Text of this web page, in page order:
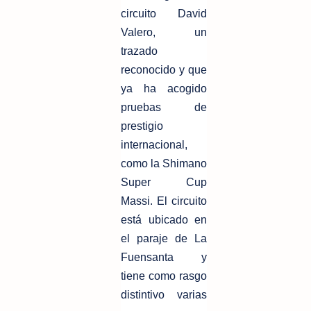
circuito David
Valero, un
trazado
reconocido y que
ya ha acogido
pruebas de
prestigio
internacional,
como la Shimano
Super Cup
Massi. El circuito
está ubicado en
el paraje de La
Fuensanta y
tiene como rasgo
distintivo varias